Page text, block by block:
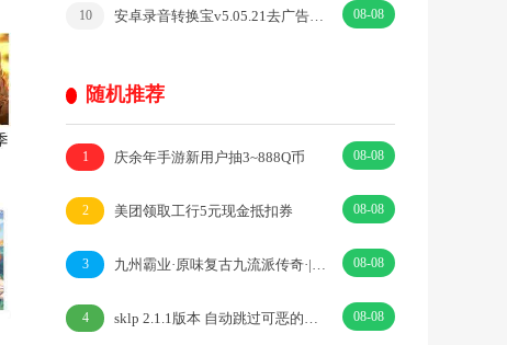
10 安卓录音转换宝v5.05.21去广告开心版 08-08
随机推荐
1 庆余年手游新用户抽3~888Q币 08-08
2 美团领取工行5元现金抵扣券 08-08
3 九州霸业·原味复古九流派传奇·|传奇·RPG 08-08
4 sklp 2.1.1版本 自动跳过可恶的开屏广告 08-08